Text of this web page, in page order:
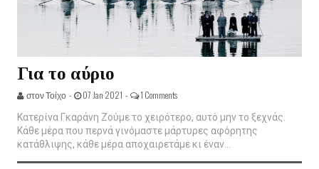
Για το αύριο
στον Τοίχο - 07 Jan 2021 - 1 Comments
Κατερίνα Γκαράνη Ζούμε το χειρότερο, αυτό μην το ξεχνάς.
Κάθε μέρα που περνά γινόμαστε μάρτυρες αφόρητης
κατάθλιψης, κάθε μέρα αποχαιρετάμε κι έναν...